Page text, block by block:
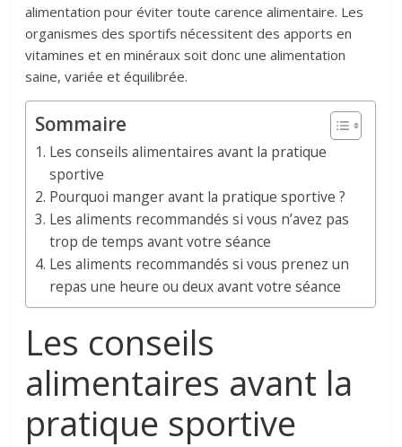
alimentation pour éviter toute carence alimentaire. Les
organismes des sportifs nécessitent des apports en
vitamines et en minéraux soit donc une alimentation
saine, variée et équilibrée.
Sommaire
Les conseils alimentaires avant la pratique
sportive
Pourquoi manger avant la pratique sportive ?
Les aliments recommandés si vous n’avez pas
trop de temps avant votre séance
Les aliments recommandés si vous prenez un
repas une heure ou deux avant votre séance
Les conseils
alimentaires avant la
pratique sportive